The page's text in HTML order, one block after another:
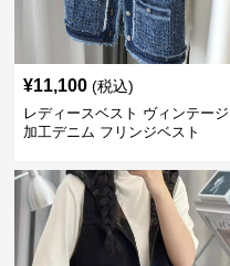
¥11,100 (税込)
レディースベスト ヴィンテージ
加工デニム フリンジベスト